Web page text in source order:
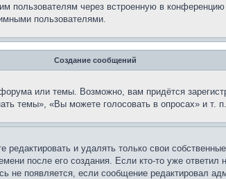
пользователям через встроенную в
пользователями.
Создание сообщений
или темы. Возможно, вам придётся
темы», «Вы можете голосовать в опросах» и т. п.
и удалять только свои
после его создания. Если кто-то уже
не появляется, если сообщение редактировал